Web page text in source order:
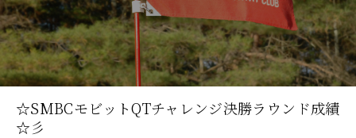
☆SMBCモビットQTチャレンジ決勝ラウンド成績
☆彡